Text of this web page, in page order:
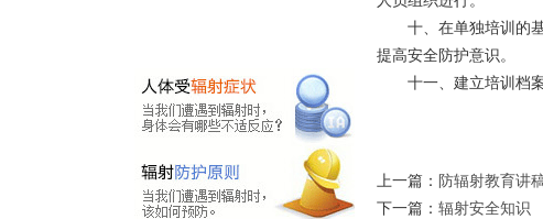
十、在单独培训的基
提高安全防护意识。
十一、建立培训档案
上一篇： 防辐射教育讲
下一篇： 辐射安全知识